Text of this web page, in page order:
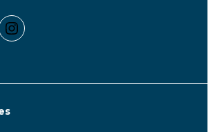
Clariane- Clariane
Instagram - Clariane